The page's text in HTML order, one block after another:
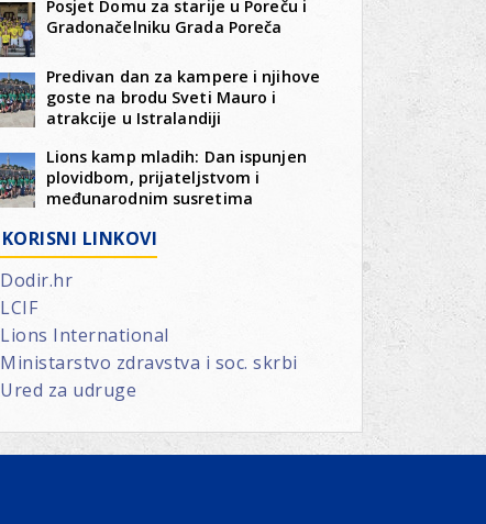
Posjet Domu za starije u Poreču i
Gradonačelniku Grada Poreča
Predivan dan za kampere i njihove
goste na brodu Sveti Mauro i
atrakcije u Istralandiji
Lions kamp mladih: Dan ispunjen
plovidbom, prijateljstvom i
međunarodnim susretima
KORISNI LINKOVI
Dodir.hr
LCIF
Lions International
Ministarstvo zdravstva i soc. skrbi
Ured za udruge